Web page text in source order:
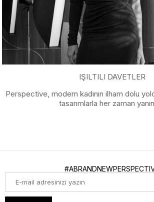
IŞILTILI DAVETLER
Perspective, modern kadının ilham dolu
tasarımlarla her zaman